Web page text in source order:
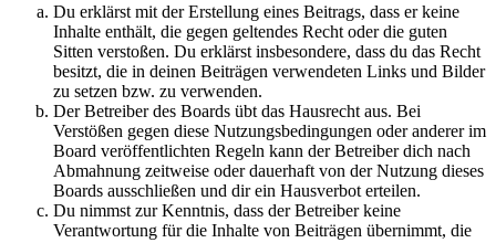
Du erklärst mit der Erstellung eines Beitrags, dass er keine
Inhalte enthält, die gegen geltendes Recht oder die guten
Sitten verstoßen. Du erklärst insbesondere, dass du das Recht
besitzt, die in deinen Beiträgen verwendeten Links und Bilder
zu setzen bzw. zu verwenden.
Der Betreiber des Boards übt das Hausrecht aus. Bei
Verstößen gegen diese Nutzungsbedingungen oder anderer im
Board veröffentlichten Regeln kann der Betreiber dich nach
Abmahnung zeitweise oder dauerhaft von der Nutzung dieses
Boards ausschließen und dir ein Hausverbot erteilen.
Du nimmst zur Kenntnis, dass der Betreiber keine
Verantwortung für die Inhalte von Beiträgen übernimmt, die